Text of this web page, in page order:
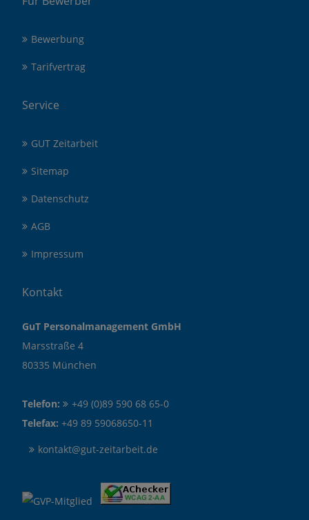
Bewerbung
Tarifvertrag
Service
GUT Zeitarbeit
Sitemap
Datenschutz
AGB
Impressum
Kontakt
GuT Personalmanagement GmbH
Marsstraße 4
80335 München
Telefon:
+49 (0)89 590 68 65-0
Telefax: +49 89 59068650-11
kontakt@gut-zeitarbeit.de